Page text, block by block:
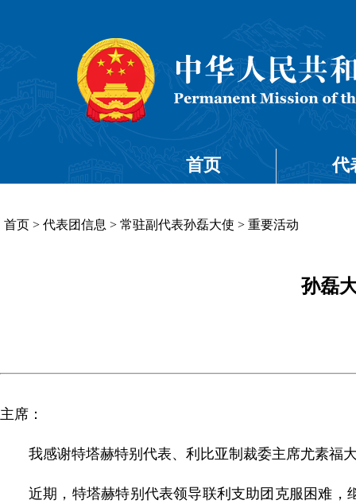
首页 代
首页 > 代表团信息 > 常驻副代表孙磊大使 > 重要活动
孙磊
主席：
我感谢特塔赫特别代表、利比亚制裁委主席尤素福
近期，特塔赫特别代表领导联利支助团克服困难